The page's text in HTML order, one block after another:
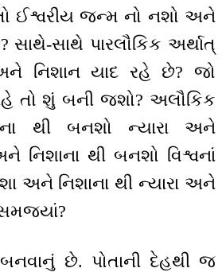
ઈશ્વરીય જન્મ નો નશો અને
સાથે-સાથે પારલૌકિક અર્થાત્
નિશાન યાદ રહે છે? જો
તો શું બની જશો? અલૌકિક
થી બનશો ન્યારા અને
નિશાના થી બનશો વિશ્વનાં
અને નિશાના થી ન્યારા અને
છે. પોતાની દેહથી જ